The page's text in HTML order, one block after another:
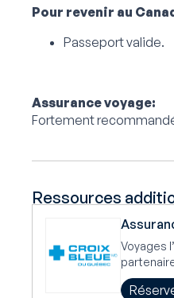
Pour revenir au
Passeport valide.
Assurance voyage:
Fortement
Ressources
Voyages